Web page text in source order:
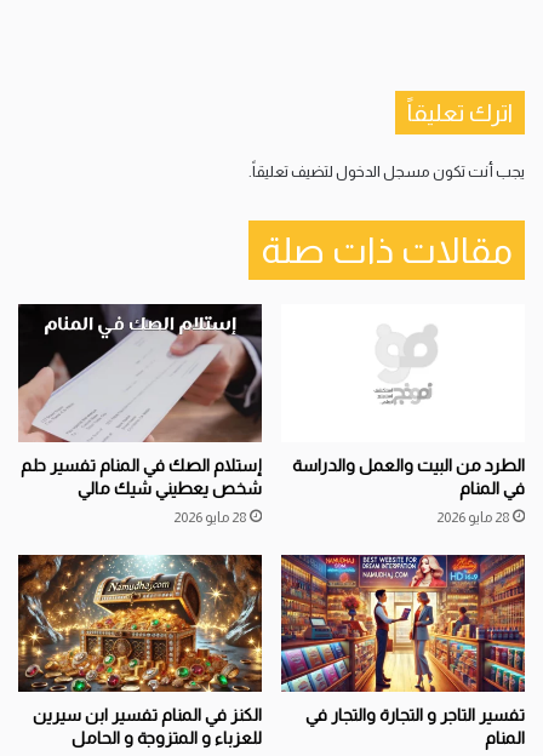
اترك تعليقاً
يجب أنت تكون مسجل الدخول لتضيف تعليقاً.
مقالات ذات صلة
الطرد من البيت والعمل والدراسة
في المنام
28 مايو 2026
إستلام الصك في المنام تفسير حلم
شخص يعطيني شيك مالي
28 مايو 2026
تفسير التاجر و التجارة والتجار في
المنام
الكنز في المنام تفسير ابن سيرين
للعزباء و المتزوجة و الحامل